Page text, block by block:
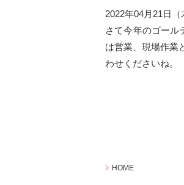
2022年04月21日（
さて今年のゴー
は営業、現場作業
わせくださいね。
HOME